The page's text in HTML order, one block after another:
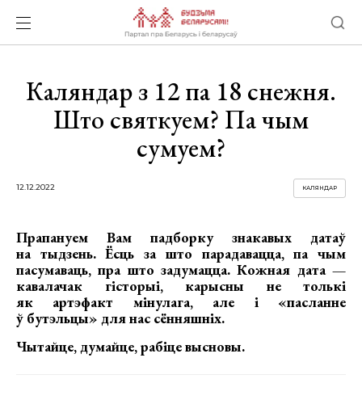
Каляндар з 12 па 18 снежня.
Што святкуем? Па чым
сумуем?
12.12.2022 КАЛЯНДАР
Прапануем Вам падборку знакавых датаў
на тыдзень. Ёсць за што парадавацца, па чым
пасумаваць, пра што задумацца. Кожная дата —
кавалачак гісторыі, карысны не толькі
як артэфакт мінулага, але і «пасланне
ў бутэльцы» для нас сённяшніх.
Чытайце, думайце, рабіце высновы.